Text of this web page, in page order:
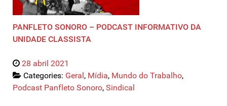
PANFLETO SONORO – PODCAST INFORMATIVO DA
UNIDADE CLASSISTA
28 abril 2021
Categories: Geral, Mídia, Mundo do Trabalho,
Podcast Panfleto Sonoro, Sindical